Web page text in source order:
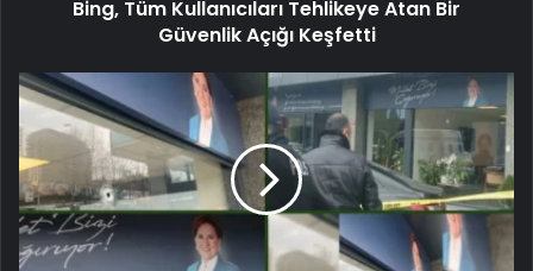
Bing, Tüm Kullanıcıları Tehlikeye Atan Bir
Güvenlik Açığı Keşfetti